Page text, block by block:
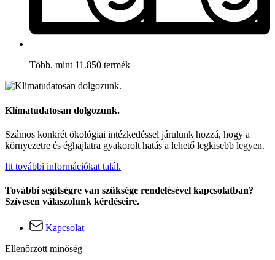
Több, mint 11.850 termék
Klímatudatosan dolgozunk.
Számos konkrét ökológiai intézkedéssel járulunk hozzá, hogy a
környezetre és éghajlatra gyakorolt hatás a lehető legkisebb legyen.
Itt további információkat talál.
További segítségre van szüksége rendelésével kapcsolatban?
Szívesen válaszolunk kérdéseire.
Kapcsolat
Ellenőrzött minőség